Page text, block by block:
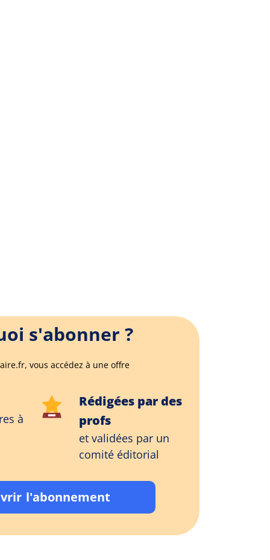
s'abonner ?
vous accédez à une offre
à
Rédigées par des
profs
et validées par un
comité éditorial
l'abonnement